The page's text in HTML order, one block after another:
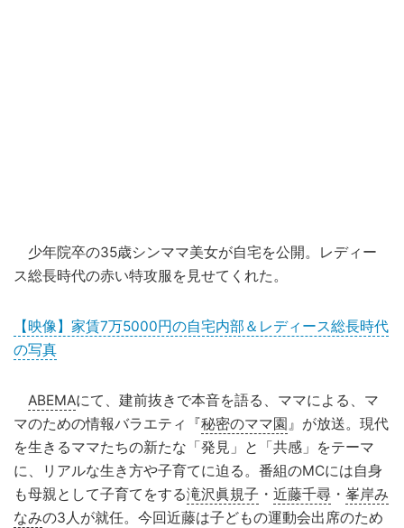
少年院卒の35歳シンママ美女が自宅を公開。レディー
ス総長時代の赤い特攻服を見せてくれた。
【映像】家賃7万5000円の自宅内部＆レディース総長時代
の写真
ABEMAにて、建前抜きで本音を語る、ママによる、マ
マのための情報バラエティ『秘密のママ園』が放送。現代
を生きるママたちの新たな「発見」と「共感」をテーマ
に、リアルな生き方や子育てに迫る。番組のMCには自身
も母親として子育てをする滝沢眞規子 ・ 近藤千尋 ・ 峯岸み
なみの3人が就任。今回近藤は子どもの運動会出席のため